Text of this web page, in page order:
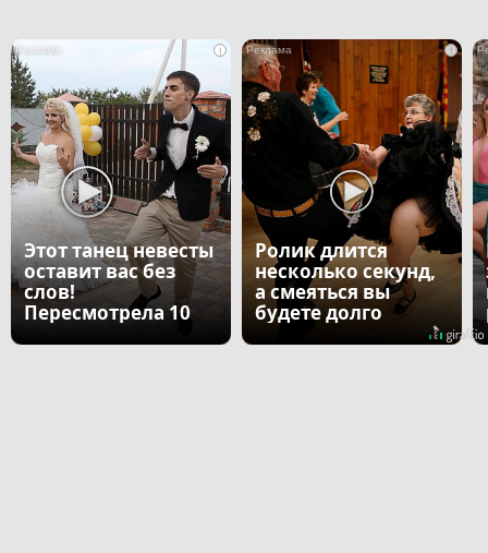
i
Этот танец невесты
оставит вас без
слов!
Пересмотрела 10
i
Ролик длится
несколько секунд,
а смеяться вы
будете долго